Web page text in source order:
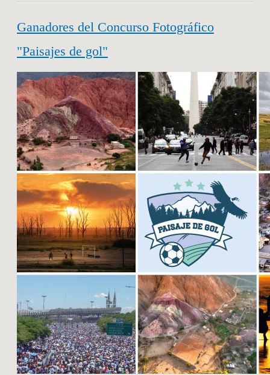
Ganadores del Concurso Fotográfico
"Paisajes de gol"